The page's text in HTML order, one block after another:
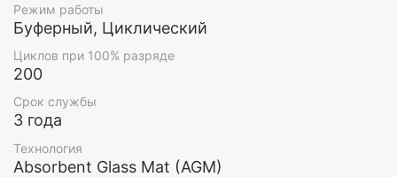
Режим работы
Буферный, Циклический
Циклов при 100% разряде
200
Срок службы
3 года
Технология
Absorbent Glass Mat (AGM)